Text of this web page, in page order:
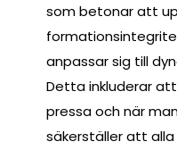
som betonar att
anpassar sig till
Detta inkluderar
pressa och när
säkerställer att